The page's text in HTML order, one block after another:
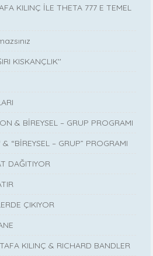
KILINÇ İLE THETA 777 E TEMEL
KISKANÇLIK''
& BİREYSEL – GRUP PROGRAMI
“BİREYSEL – GRUP” PROGRAMI
DAĞITIYOR
ÇIKIYOR
KILINÇ & RICHARD BANDLER